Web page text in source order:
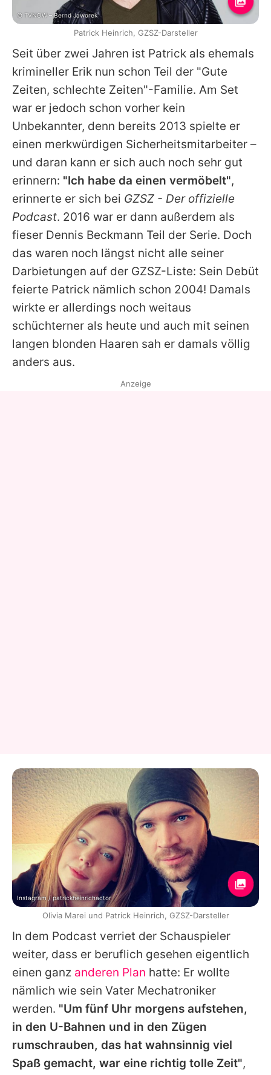
Seit über zwei Jahren ist Patrick als ehemals
krimineller Erik nun schon Teil der "Gute
Zeiten, schlechte Zeiten"-Familie. Am Set
war er jedoch schon vorher kein
Unbekannter, denn bereits 2013 spielte er
einen merkwürdigen Sicherheitsmitarbeiter –
und daran kann er sich auch noch sehr gut
erinnern: "Ich habe da einen vermöbelt",
erinnerte er sich bei GZSZ - Der offizielle
Podcast. 2016 war er dann außerdem als
fieser Dennis Beckmann Teil der Serie. Doch
das waren noch längst nicht alle seiner
Darbietungen auf der GZSZ-Liste: Sein Debüt
feierte Patrick nämlich schon 2004! Damals
wirkte er allerdings noch weitaus
schüchterner als heute und auch mit seinen
langen blonden Haaren sah er damals völlig
anders aus.
In dem Podcast verriet der Schauspieler
weiter, dass er beruflich gesehen eigentlich
einen ganz anderen Plan hatte: Er wollte
nämlich wie sein Vater Mechatroniker
werden. "Um fünf Uhr morgens aufstehen,
in den U-Bahnen und in den Zügen
rumschrauben, das hat wahnsinnig viel
Spaß gemacht, war eine richtig tolle Zeit",
© TVNOW – Bernd Jaworek
Patrick Heinrich, GZSZ-Darsteller
Anzeige
Instagram / patrickheinrichactor
Olivia Marei und Patrick Heinrich, GZSZ-Darsteller